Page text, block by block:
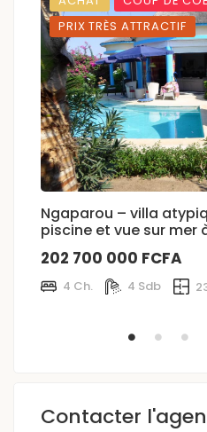
PRIX TRÈS ATTRACTIF
Ngaparou – villa
piscine et vue sur mer
202 700 000 FCFA
4 Ch. 4 Sdb
Contacter